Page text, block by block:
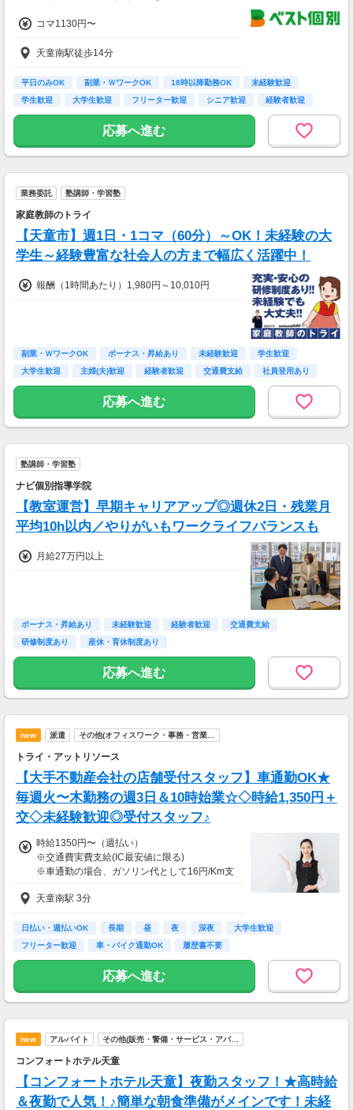
コマ1130円〜
天童南駅徒歩14分
平日のみOK 副業・ＷワークOK 18時以降勤務OK
未経験歓迎
学生歓迎
大学生歓迎 フリーター歓迎 シニア歓迎 経験者歓迎
応募へ進む
業務委託 塾講師・学習塾
家庭教師のトライ
【天童市】週1日・1コマ（60分）～OK！未経験の大
学生～経験豊富な社会人の方まで幅広く活躍中！
報酬（1時間あたり）1,980円～10,010円
副業・ＷワークOK ボーナス・昇給あり 未経験歓迎
学生歓迎
大学生歓迎
主婦(夫)歓迎 経験者歓迎 交通費支給 社員登用あり
応募へ進む
塾講師・学習塾
ナビ個別指導学院
【教室運営】早期キャリアアップ◎週休2日・残業月
平均10h以内／やりがいもワークライフバランスも
月給27万円以上
ボーナス・昇給あり 未経験歓迎 経験者歓迎
交通費支給
研修制度あり
産休・育休制度あり
応募へ進む
new 派遣 その他(オフィスワーク・事務・営業…
トライ・アットリソース
【大手不動産会社の店舗受付スタッフ】車通勤OK★
毎週火〜木勤務の週3日＆10時始業☆◇時給1,350円＋
交◇未経験歓迎◎受付スタッフ♪
時給1350円〜（週払い）
※交通費実費支給(IC最安値に限る)
※車通勤の場合、ガソリン代として16円/Km支
給
※研修中(3日間)の時給変動なし
お給料を即ゲット！
選べる【週払い・月1回】
◆月払い…月末にがっちりまとまった額で♪
■交通費
天童南駅 3分
日払い・週払いOK 長期 昼 夜 深夜
大学生歓迎
フリーター歓迎
車・バイク通勤OK 履歴書不要
応募へ進む
new アルバイト その他(販売・警備・サービス・アパ…
コンフォートホテル天童
【コンフォートホテル天童】夜勤スタッフ！★高時給
＆夜勤で人気！♪簡単な朝食準備がメインです！未経